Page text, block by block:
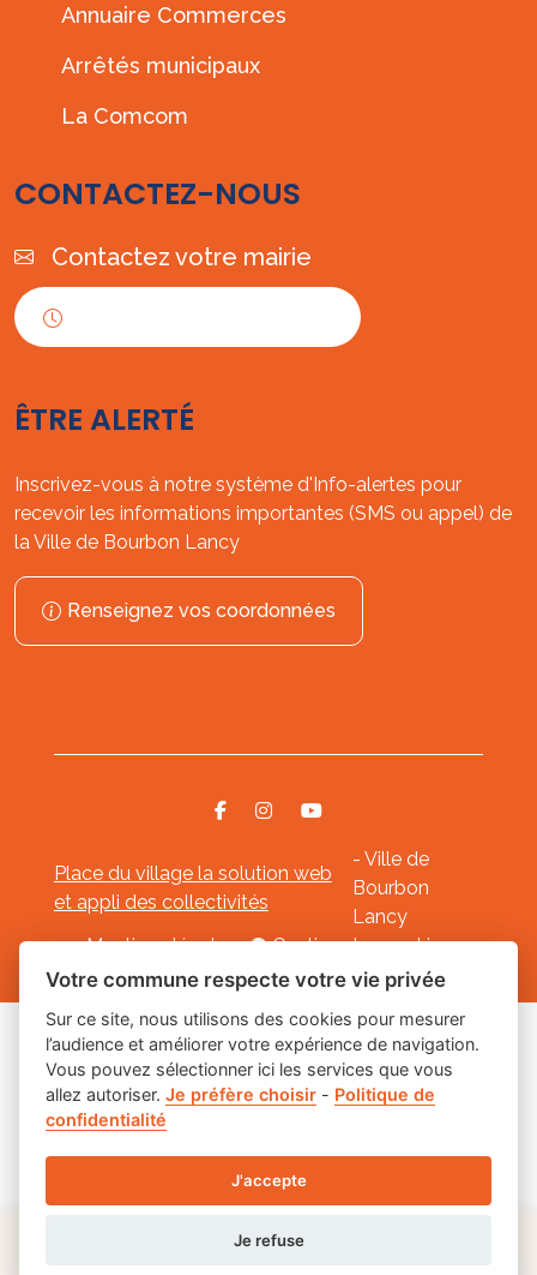
Annuaire Commerces
Arrêtés municipaux
La Comcom
CONTACTEZ-NOUS
Contactez votre mairie
ÊTRE ALERTÉ
Inscrivez-vous à notre système d'Info-alertes pour
recevoir les informations importantes (SMS ou appel) de
la Ville de Bourbon Lancy
Renseignez vos coordonnées
Place du village la solution web
et appli des collectivités
- Ville de
Bourbon
Lancy
Mentions légales- Gestion des cookies
Les labels
Votre commune respecte votre vie privée
Sur ce site, nous utilisons des cookies pour mesurer
l’audience et améliorer votre expérience de navigation.
Vous pouvez sélectionner ici les services que vous
allez autoriser.Je préfère choisir - Politique de
confidentialité
J'accepte
Je refuse